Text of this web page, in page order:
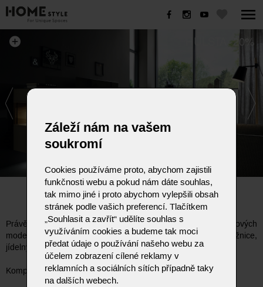
HÜLSTA -20%
HÜLSTA -20%
Právě nyní můžete nakoupit kompletní sortiment zakázkových
modelů HÜLSTA se zvýhodněním 20%. Obývací pokoje, ložnice,
jídelny, předsíně, šatny i skříně, vše o 20% levněji.
Kompletní nabídku modelů naleznete zde...
Záleží nám na vašem
soukromí
Cookies používáme proto, abychom zajistili
funkčnosti webu a pokud nám dáte souhlas,
tak mimo jiné i proto abychom vylepšili obsah
stránek podle vašich preferencí. Tlačítkem
„Souhlasit a zavřít“ udělíte souhlas s
využíváním cookies a budeme tak moci
předat údaje o používání našeho webu za
účelem zobrazení cílené reklamy v
reklamních a sociálních sítích případně taky
na dalších webech.